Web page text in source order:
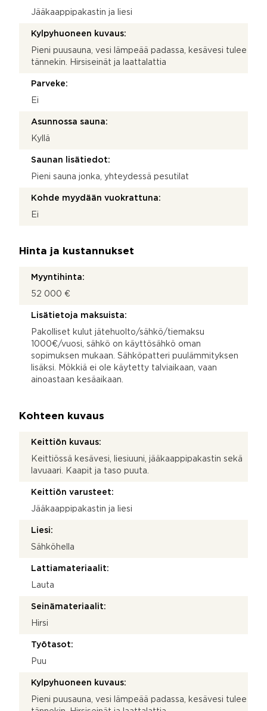
Jääkaappipakastin ja liesi
Kylpyhuoneen kuvaus:
Pieni puusauna, vesi lämpeää padassa, kesävesi tulee
tännekin. Hirsiseinät ja laattalattia
Parveke:
Ei
Asunnossa sauna:
Kyllä
Saunan lisätiedot:
Pieni sauna jonka, yhteydessä pesutilat
Kohde myydään vuokrattuna:
Ei
Hinta ja kustannukset
Myyntihinta:
52 000 €
Lisätietoja maksuista:
Pakolliset kulut jätehuolto/sähkö/tiemaksu
1000€/vuosi, sähkö on käyttösähkö oman
sopimuksen mukaan. Sähköpatteri puulämmityksen
lisäksi. Mökkiä ei ole käytetty talviaikaan, vaan
ainoastaan kesäaikaan.
Kohteen kuvaus
Keittiön kuvaus:
Keittiössä kesävesi, liesiuuni, jääkaappipakastin sekä
lavuaari. Kaapit ja taso puuta.
Keittiön varusteet:
Jääkaappipakastin ja liesi
Liesi:
Sähköhella
Lattiamateriaalit:
Lauta
Seinämateriaalit:
Hirsi
Työtasot:
Puu
Kylpyhuoneen kuvaus:
Pieni puusauna, vesi lämpeää padassa, kesävesi tulee